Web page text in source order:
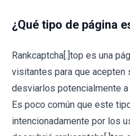
¿Qué tipo de página
Rankcaptcha[.]top es una
visitantes para que acepten
desviarlos potencialmente
Es poco común que este
intencionadamente por los